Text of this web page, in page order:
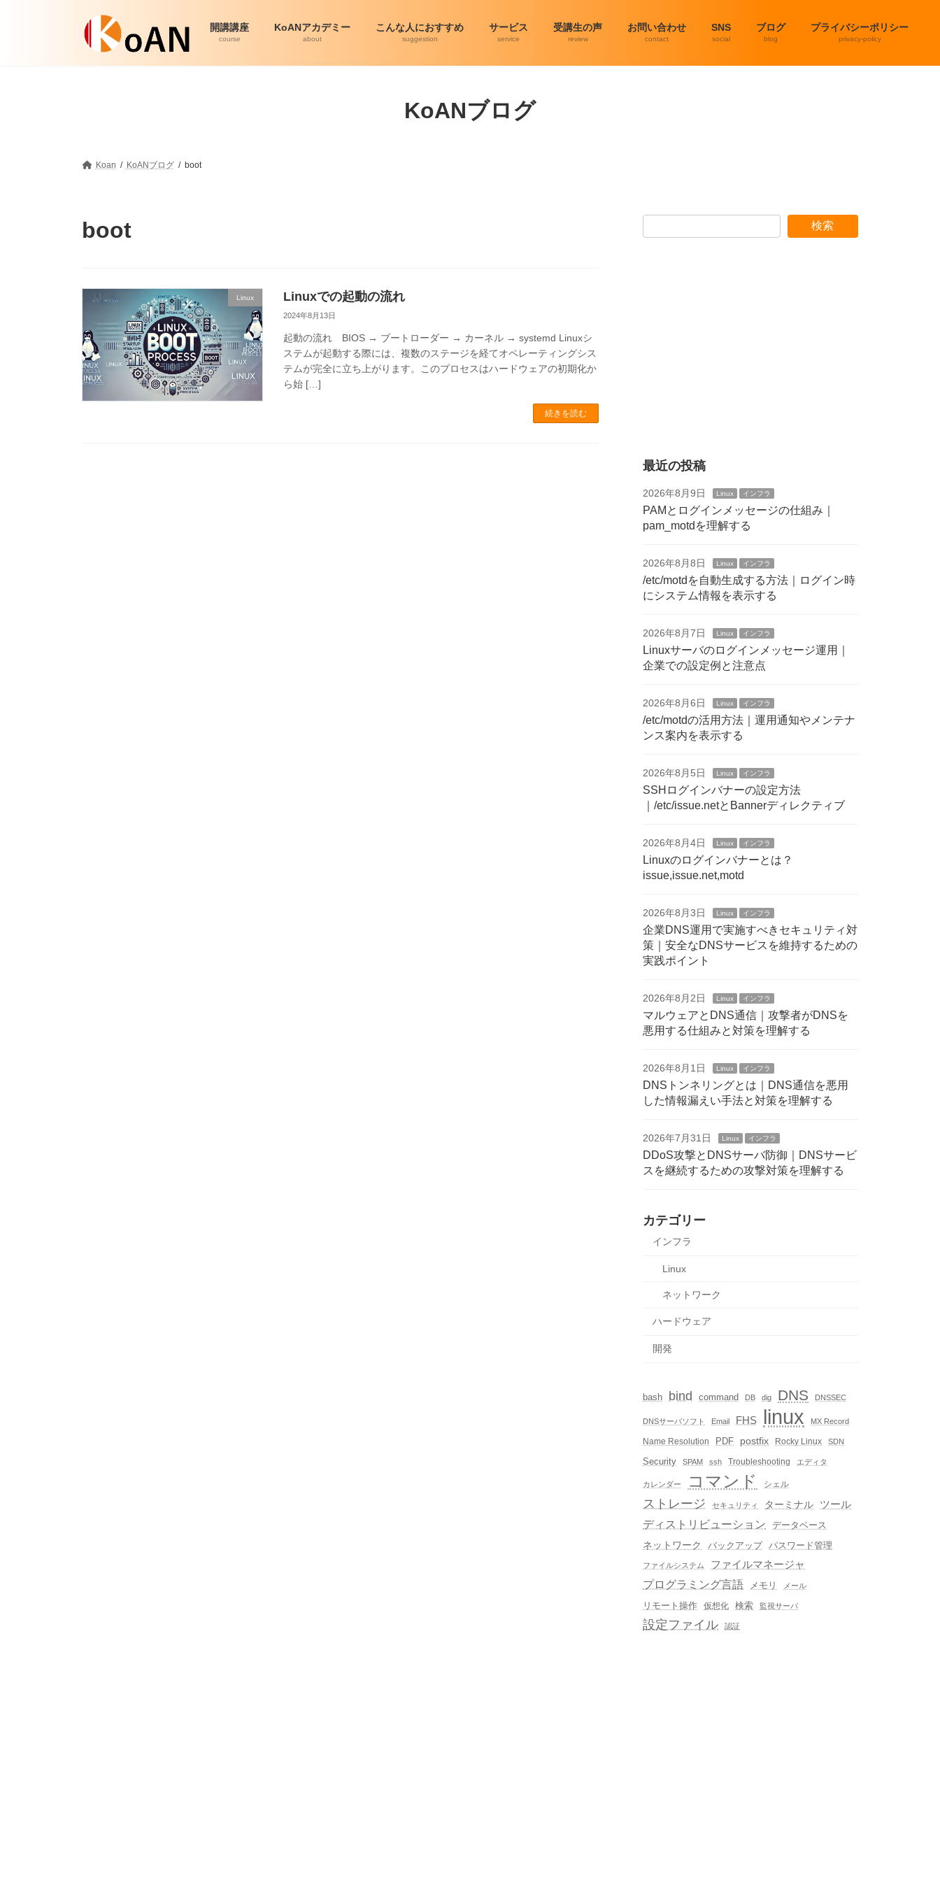
開講講座
course
KoANアカデミー
about
こんな人におすすめ
suggestion
サービス
service
受講生の声
review
お問い合わせ
contact
SNS
social
ブログ
blog
プライバシーポリシー
privacy-policy
KoANブログ
Koan KoANブログ boot
boot
Linux Linuxでの起動の流れ
2024年8月13日
起動の流れ BIOS → ブートローダー → カーネル → systemd Linuxシ
ステムが起動する際には、複数のステージを経てオペレーティングシス
テムが完全に立ち上がります。このプロセスはハードウェアの初期化か
ら始 […]
続きを読む
検索
最近の投稿
2026年8月9日 Linux インフラ
PAMとログインメッセージの仕組み｜
pam_motdを理解する
2026年8月8日 Linux インフラ
/etc/motdを自動生成する方法｜ログイン時
にシステム情報を表示する
2026年8月7日 Linux インフラ
Linuxサーバのログインメッセージ運用｜
企業での設定例と注意点
2026年8月6日 Linux インフラ
/etc/motdの活用方法｜運用通知やメンテナ
ンス案内を表示する
2026年8月5日 Linux インフラ
SSHログインバナーの設定方法
｜/etc/issue.netとBannerディレクティブ
2026年8月4日 Linux インフラ
Linuxのログインバナーとは？
issue,issue.net,motd
2026年8月3日 Linux インフラ
企業DNS運用で実施すべきセキュリティ対
策｜安全なDNSサービスを維持するための
実践ポイント
2026年8月2日 Linux インフラ
マルウェアとDNS通信｜攻撃者がDNSを
悪用する仕組みと対策を理解する
2026年8月1日 Linux インフラ
DNSトンネリングとは｜DNS通信を悪用
した情報漏えい手法と対策を理解する
2026年7月31日 Linux インフラ
DDoS攻撃とDNSサーバ防御｜DNSサービ
スを継続するための攻撃対策を理解する
カテゴリー
インフラ
Linux
ネットワーク
ハードウェア
開発
bash bind command DB dig DNS DNSSEC
DNSサーバソフト Email FHS linux MX Record
Name Resolution PDF postfix Rocky Linux SDN
Security SPAM ssh Troubleshooting エディタ
カレンダー コマンド シェル
ストレージ セキュリティ ターミナル ツール
ディストリビューション データベース
ネットワーク バックアップ パスワード管理
ファイルシステム ファイルマネージャ
プログラミング言語 メモリ メール
リモート操作 仮想化 検索 監視サーバ
設定ファイル 認証